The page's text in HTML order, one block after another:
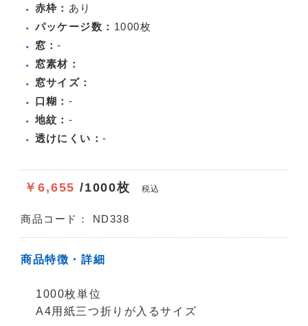
赤枠： あり
パッケージ数： 1000枚
窓：-
窓素材：
窓サイズ：
口糊： -
地紋： -
透けにくい：-
￥6,655 /1000枚 税込
商品コード： ND338
商品特徴・詳細
1000枚単位
A4用紙三つ折りが入るサイズ